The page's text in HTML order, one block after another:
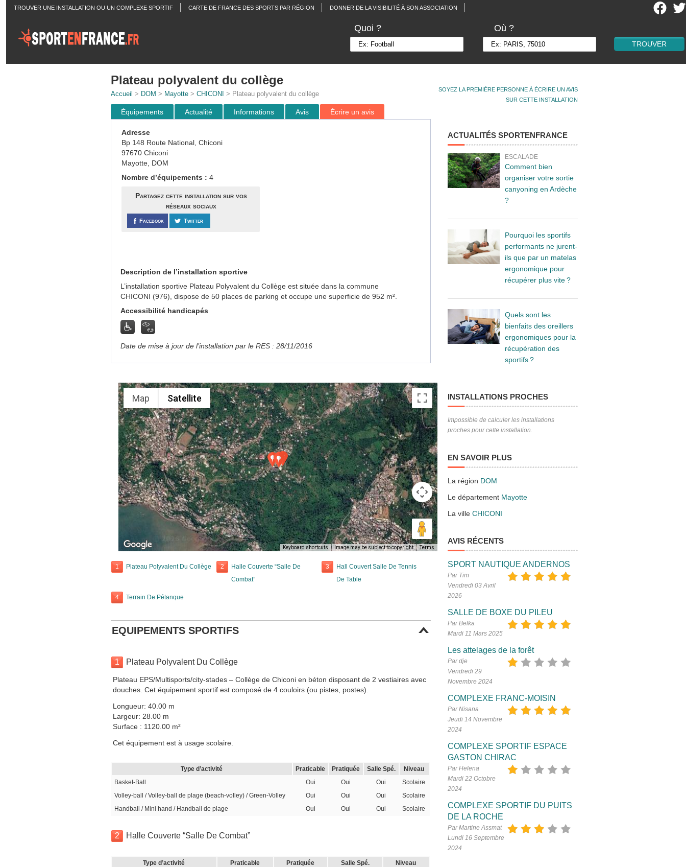
TROUVER UNE INSTALLATION OU UN COMPLEXE SPORTIF CARTE DE FRANCE DES SPORTS PAR RÉGION DONNER DE LA VISIBILITÉ À SON ASSOCIATION
Quoi ? Où ?
SOYEZ LA PREMIÈRE PERSONNE À ÉCRIRE UN AVIS
SUR CETTE INSTALLATION
Plateau polyvalent du collège
Accueil > DOM > Mayotte> CHICONI > Plateau polyvalent du collège
Équipements Actualité Informations Avis Écrire un avis
Adresse
Bp 148 Route National, Chiconi
97670 Chiconi
Mayotte, DOM
Nombre d’équipements : 4
Partagez cette installation sur vos
réseaux sociaux
Facebook Twitter
Description de l’installation sportive
L’installation sportive Plateau Polyvalent du Collège est située dans la commune
CHICONI (976), dispose de 50 places de parking et occupe une superficie de 952 m².
Accessibilité handicapés
Date de mise à jour de l’installation par le RES : 28/11/2016
Map Satellite
Keyboard shortcuts Image may be subject to copyright Terms
1 Plateau Polyvalent Du Collège 2
Halle Couverte “Salle De
Combat”
3
Hall Couvert Salle De Tennis
De Table
4 Terrain De Pétanque
EQUIPEMENTS SPORTIFS
1 Plateau Polyvalent Du Collège
Plateau EPS/Multisports/city-stades – Collège de Chiconi en béton disposant de 2 vestiaires avec
douches. Cet équipement sportif est composé de 4 couloirs (ou pistes, postes).
Longueur: 40.00 m
Largeur: 28.00 m
Surface : 1120.00 m²
Cet équipement est à usage scolaire.
Type d’activité Praticable Pratiquée Salle Spé.
Niveau
Basket-Ball
Oui Oui Oui
Scolaire
Volley-ball / Volley-ball de plage (beach-volley) / Green-Volley
Oui Oui Oui
Scolaire
Handball / Mini hand / Handball de plage
Oui Oui Oui Scolaire
2 Halle Couverte “Salle De Combat”
Type d’activité Praticable Pratiquée Salle Spé.
Niveau
ACTUALITÉS SPORTENFRANCE
ESCALADE
Comment bien
organiser votre sortie
canyoning en Ardèche
?
Pourquoi les sportifs
performants ne jurent-
ils que par un matelas
ergonomique pour
récupérer plus vite ?
Quels sont les
bienfaits des oreillers
ergonomiques pour la
récupération des
sportifs ?
INSTALLATIONS PROCHES
Impossible de calculer les installations
proches pour cette installation.
EN SAVOIR PLUS
La région DOM
Le département Mayotte
La ville CHICONI
AVIS RÉCENTS
SPORT NAUTIQUE ANDERNOS
Par Tim
Vendredi 03 Avril
2026
SALLE DE BOXE DU PILEU
Par Belka
Mardi 11 Mars 2025
Les attelages de la forêt
Par dje
Vendredi 29
Novembre 2024
COMPLEXE FRANC-MOISIN
Par Nisana
Jeudi 14 Novembre
2024
COMPLEXE SPORTIF ESPACE
GASTON CHIRAC
Par Helena
Mardi 22 Octobre
2024
COMPLEXE SPORTIF DU PUITS
DE LA ROCHE
Par Martine Assmat
Lundi 16 Septembre
2024